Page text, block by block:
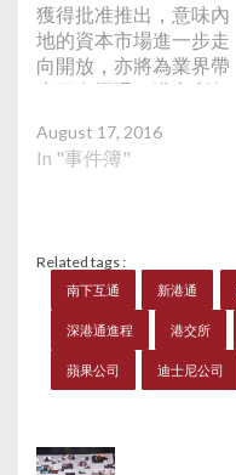
獲得批准推出，意味內
地的資本市場進一步走
向開放，亦將為業界帶
來更多機遇。港交所行
們的股票通裏，第一次
加進了深圳800多個新
而且已經同意開始加入
ETF。」「深股通」的
股票範圍是市值60億元
人民幣及以上的深證成
份指數及深證中小創新
指數的成份股，以及深
A+H股公司股票。在
August 17, 2016
In "事件簿"
Related tags :
南下互通 新港通
深港通進程 港交所
蘋果公司 迪士尼公司